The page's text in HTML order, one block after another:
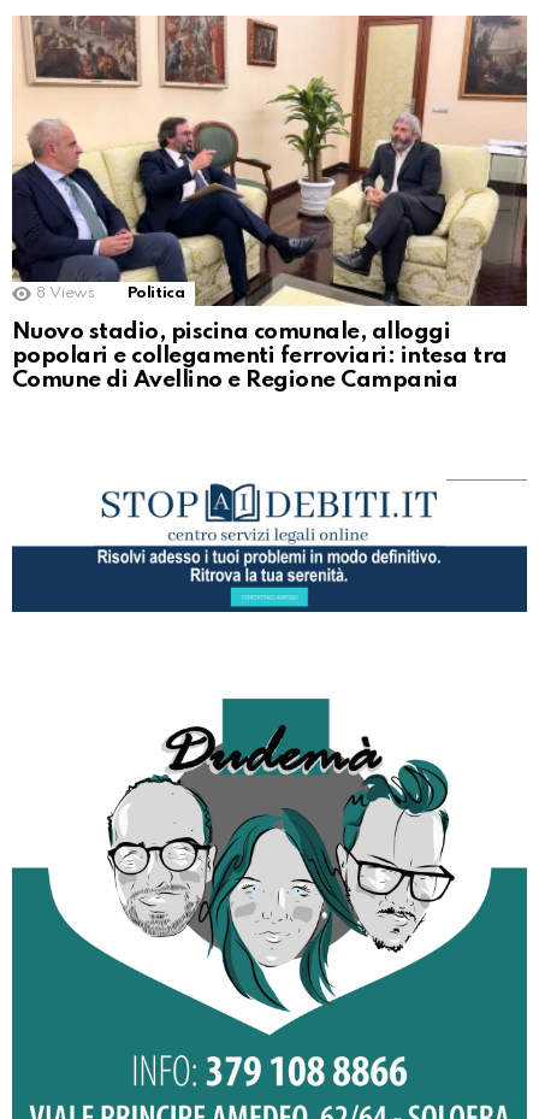
8 Views Politica
Nuovo stadio, piscina comunale, alloggi
popolari e collegamenti ferroviari: intesa tra
Comune di Avellino e Regione Campania